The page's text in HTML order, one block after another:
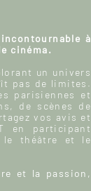
à
cinéma.
un univers
pas de limites.
parisiennes et
de scènes de
vos avis et
en participant
le théâtre et le
et la passion,